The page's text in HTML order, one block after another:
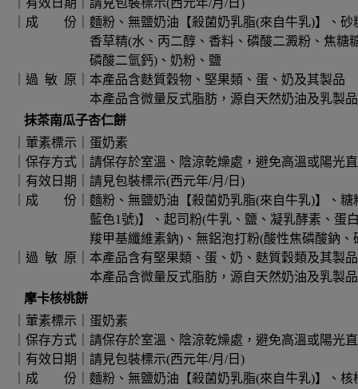
｜成 份｜麵粉、無鹽奶油【殺菌奶乳脂(來自牛乳)】、砂
香草精(水、丙二醇、香料、磷酸二澱粉、焦糖糖漿、
磷酸二氫鈣)、奶粉、鹽
｜過 敏 原｜本產品含麩質穀物、堅果類、蛋、奶及其製品
本產品含微量反式脂肪，源自天然奶油及乳製品
抹茶南瓜子杏仁餅
｜葷素標示｜蛋奶素
｜保存方式｜請保存於室溫、陰涼乾燥處，避免高溫或陽光
｜有效日期｜請見包裝標示(西元年/月/日)
｜成 份｜麵粉、無鹽奶油【殺菌奶乳脂(來自牛乳)】、糖
藍色1號)】、起司粉(牛乳、鹽、凝乳酵素、蛋白溶菌
羧甲基纖維素鈉)、無鋁泡打粉(酸性焦磷酸鈉、碳
｜過 敏 原｜本產品含有堅果類、蛋、奶、麩質穀類及其製品
本產品含微量反式脂肪，源自天然奶油及乳製品
摩卡核桃餅
｜葷素標示｜蛋奶素
｜保存方式｜請保存於室溫、陰涼乾燥處，避免高溫或陽光
｜有效日期｜請見包裝標示(西元年/月/日)
｜成 份｜麵粉、無鹽奶油【殺菌奶乳脂(來自牛乳)】、核